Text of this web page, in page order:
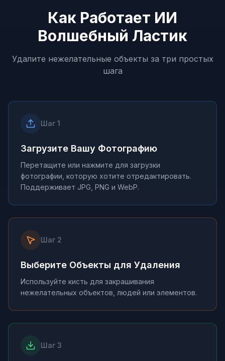
Как Работает ИИ
Волшебный Ластик
Удалите нежелательные объекты за три простых
шага
Шаг 1
Загрузите Вашу Фотографию
Перетащите или нажмите для загрузки
фотографии, которую хотите отредактировать.
Поддерживает JPG, PNG и WebP.
Шаг 2
Выберите Объекты для Удаления
Используйте кисть для закрашивания
нежелательных объектов, людей или элементов.
Шаг 3